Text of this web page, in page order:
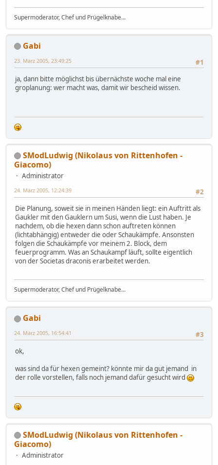
Supermoderator, Chef und Prügelknabe...
Gabi
#1
23. März 2005, 23:49:25
ja, dann bitte möglichst bis übernächste woche mal eine
groplanung: wer macht was, damit wir bescheid wissen.
SModLudwig (Nikolaus von Rittenhofen -
Giacomo)
Administrator
#2
24. März 2005, 12:24:39
Die Planung, soweit sie in meinen Händen liegt: ein Auftritt als
Gaukler mit den Gauklern um Susi, wenn die Lust haben. Je
nachdem, ob die hexen dann schon auftreten können
(lichtabhängig) entweder die oder Schaukämpfe. Ansonsten
folgen die Schaukämpfe vor meinem 2. Block, dem
feuerprogramm. Was an Schaukampf läuft, sollte eigentlich
von der Societas draconis erarbeitet werden.
Supermoderator, Chef und Prügelknabe...
Gabi
#3
24. März 2005, 16:54:41
ok,
was sind da für hexen gemeint? könnte mir da gut jemand in
der rolle vorstellen, falls noch jemand dafür gesucht wird
SModLudwig (Nikolaus von Rittenhofen -
Giacomo)
Administrator